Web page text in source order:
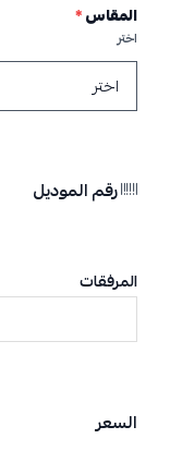
المقاس*
اختر
رقم الموديل
المرفقات
السعر